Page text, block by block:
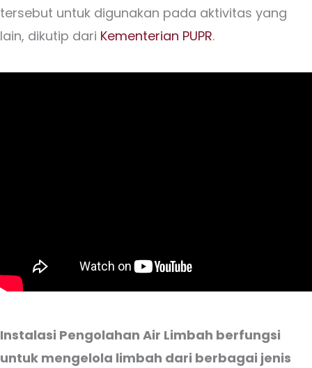
tersebut untuk digunakan pada aktivitas yang
lain, dikutip dari Kementerian PUPR.
Instalasi Pengolahan Air Limbah berfungsi
untuk mengelola limbah dari berbagai jenis